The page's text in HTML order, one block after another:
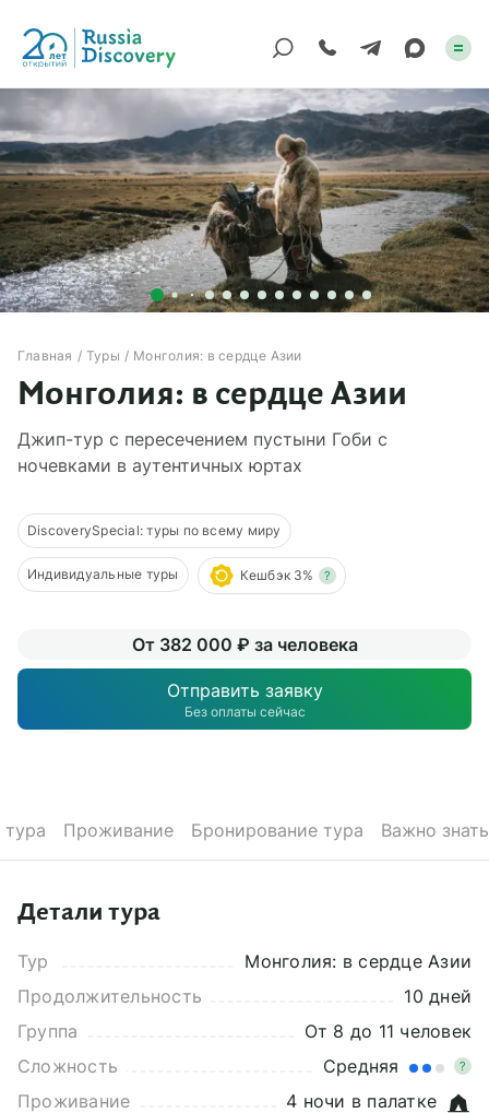
Каталог туров
По России
Регионы
По миру
Круизы
Индивидуальные
Корпоративные
Журнал
Сертификаты
Подписаться
Главная Туры Монголия: в сердце Азии
Монголия: в сердце Азии
От 382 000 ₽ за человека
Джип-тур с пересечением пустыни Гоби с
ночевками в аутентичных юртах
DiscoverySpecial: туры по всему миру
Индивидуальные туры Кешбэк 3% ?
Отправить заявку
Без оплаты сейчас
Проживание Бронирование тура Важно знать
Детали тура
Тур
Монголия: в сердце Азии
Продолжительность
10 дней
Группа
От 8 до 11 человек
Сложность
Средняя ?
Проживание
4 ночи в палатке